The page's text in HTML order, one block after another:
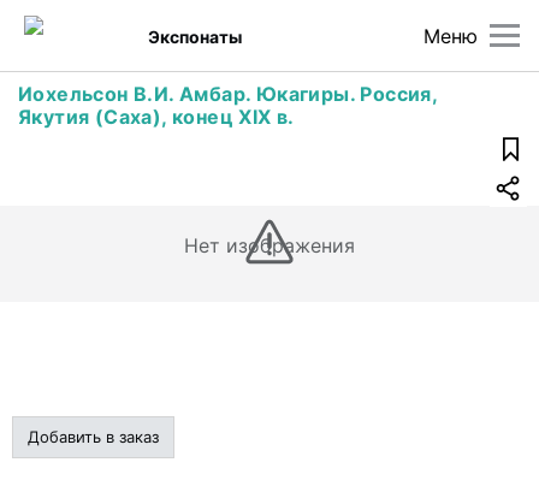
Меню
Экспонаты
Иохельсон В.И. Амбар. Юкагиры. Россия,
Якутия (Саха), конец XIX в.
Нет изображения
Добавить в заказ